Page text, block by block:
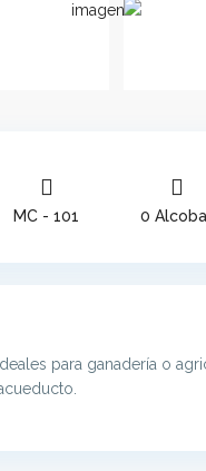
MC - 101 0
para ganadería o